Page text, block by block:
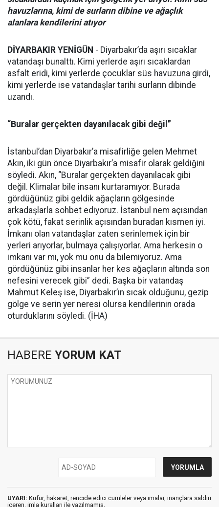
havuzlarına, kimi de surların dibine ve ağaçlık
alanlara kendilerini atıyor
DİYARBAKIR YENİGÜN - Diyarbakır’da aşırı sıcaklar
vatandaşı bunalttı. Kimi yerlerde aşırı sıcaklardan
asfalt eridi, kimi yerlerde çocuklar süs havuzuna girdi,
kimi yerlerde ise vatandaşlar tarihi surların dibinde
uzandı.
“Buralar gerçekten dayanılacak gibi değil”
İstanbul’dan Diyarbakır’a misafirliğe gelen Mehmet
Akın, iki gün önce Diyarbakır’a misafir olarak geldiğini
söyledi. Akın, “Buralar gerçekten dayanılacak gibi
değil. Klimalar bile insanı kurtaramıyor. Burada
gördüğünüz gibi geldik ağaçların gölgesinde
arkadaşlarla sohbet ediyoruz. İstanbul nem açısından
çok kötü, fakat serinlik açısından buradan kısmen iyi.
İmkanı olan vatandaşlar zaten serinlemek için bir
yerleri arıyorlar, bulmaya çalışıyorlar. Ama herkesin o
imkanı var mı, yok mu onu da bilemiyoruz. Ama
gördüğünüz gibi insanlar her kes ağaçların altında son
nefesini verecek gibi” dedi. Başka bir vatandaş
Mahmut Keleş ise, Diyarbakır’ın sıcak olduğunu, gezip
gölge ve serin yer neresi olursa kendilerinin orada
oturduklarını söyledi. (İHA)
HABERE YORUM KAT
UYARI: Küfür, hakaret, rencide edici cümleler veya imalar, inançlara saldırı
içeren, imla kuralları ile yazılmamış,